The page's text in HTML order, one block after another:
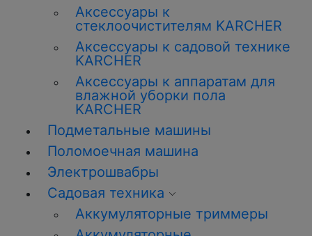
Аксессуары к
стеклоочистителям KARCHER
Аксессуары к садовой технике
KARCHER
Аксессуары к аппаратам для
влажной уборки пола
KARCHER
Подметальные машины
Поломоечная машина
Электрошвабры
Садовая техника
Аккумуляторные триммеры